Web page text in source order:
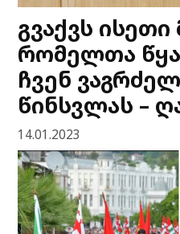
გვაქვს ისეთი
რომელთა
ჩვენ
წინსვლას –
14.01.2023